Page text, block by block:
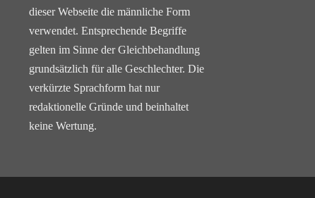
dieser Webseite die männliche Form
verwendet. Entsprechende Begriffe
gelten im Sinne der Gleichbehandlung
grundsätzlich für alle Geschlechter. Die
verkürzte Sprachform hat nur
redaktionelle Gründe und beinhaltet
keine Wertung.